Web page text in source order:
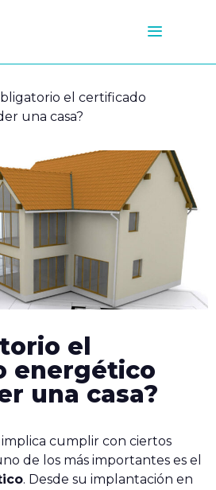
el certificado
una casa?
el
energético
una casa?
cumplir con ciertos
de los más importantes es el
. Desde su implantación en